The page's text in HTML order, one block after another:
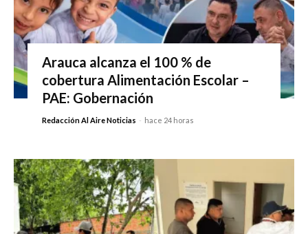
Arauca alcanza el 100 % de
cobertura Alimentación Escolar –
PAE: Gobernación
Redacción Al Aire Noticias - hace 24 horas